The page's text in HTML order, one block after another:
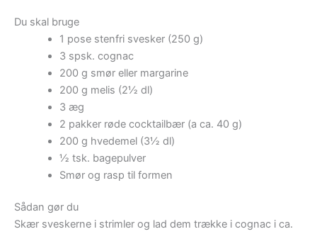
Du skal bruge
1 pose stenfri svesker (250 g)
3 spsk. cognac
200 g smør eller margarine
200 g melis (2½ dl)
3 æg
2 pakker røde cocktailbær (a ca. 40 g)
200 g hvedemel (3½ dl)
½ tsk. bagepulver
Smør og rasp til formen
Sådan gør du
Skær sveskerne i strimler og lad dem trække i cognac i ca.